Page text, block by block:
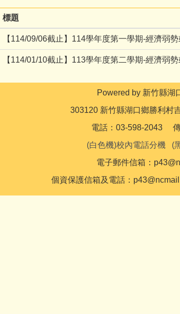
標題
【114/09/06截止】114學年度第一學期-經濟弱
【114/01/10截止】113學年度第二學期-經濟弱
Powered by 新竹縣湖
303120 新竹縣湖口鄉勝利
電話：03-598-2043
(白色機)校內電話分機
(
電子郵件信箱：
個資保護信箱及電話：